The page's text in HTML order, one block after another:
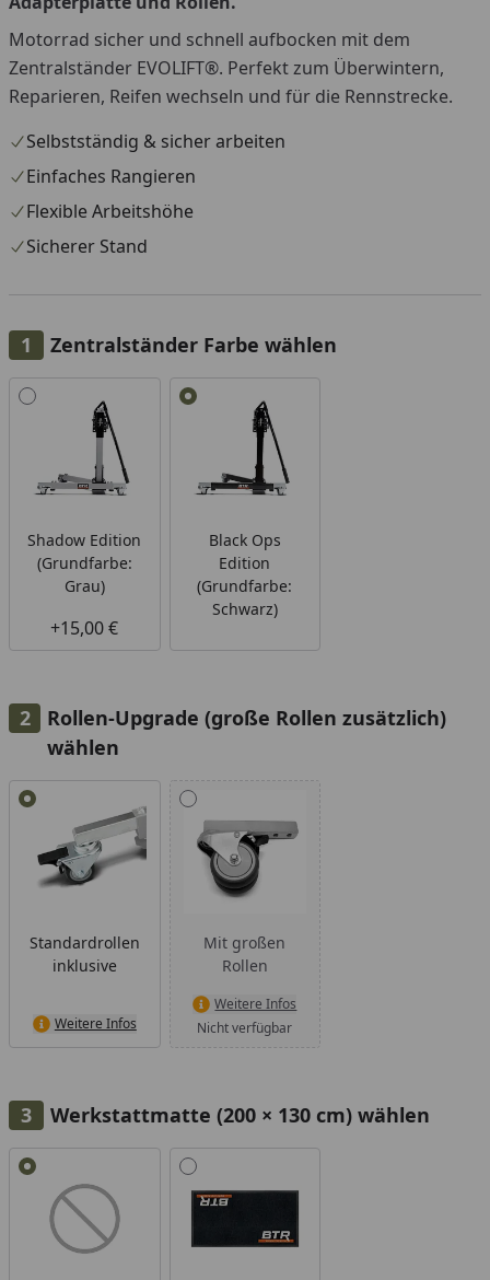
Motorrad sicher und schnell aufbocken mit dem
Zentralständer EVOLIFT®. Perfekt zum Überwintern,
Reparieren, Reifen wechseln und für die Rennstrecke.
Selbstständig & sicher arbeiten
Einfaches Rangieren
Flexible Arbeitshöhe
Sicherer Stand
Zentralständer Farbe wählen
Alle anzeigen (2)
Shadow Edition
(Grundfarbe:
Grau)
+15,00 €
Black Ops
Edition
(Grundfarbe:
Schwarz)
Rollen-Upgrade (große Rollen zusätzlich)
wählen
Alle anzeigen (2)
Standardrollen
inklusive
Weitere Infos
Mit großen
Rollen
Weitere Infos
Nicht verfügbar
Werkstattmatte (200 × 130 cm) wählen
Alle anzeigen (2)